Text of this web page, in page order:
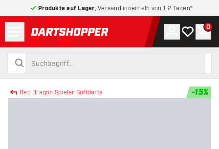
Produkte auf Lager , Versand innerhalb von 1-2 Tagen*
zurück zur Startseite
suchen
suchen
Konto
Meine 0
Red Dragon Spieler Softdarts -15%